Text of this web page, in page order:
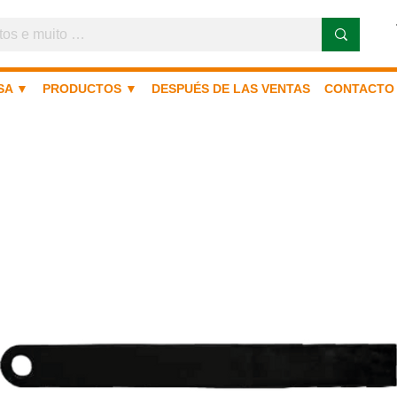
▼ PRODUCTOS ▼ DESPUÉS DE LAS VENTAS CONTACTO